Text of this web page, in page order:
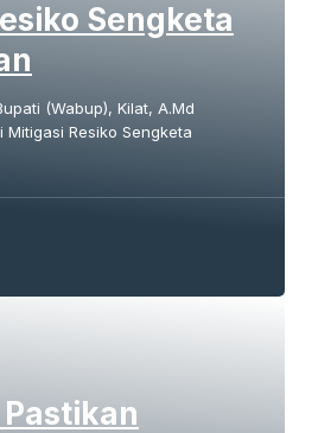
Sengketa
(Wabup), Kilat, A.Md
Mitigasi Resiko Sengketa